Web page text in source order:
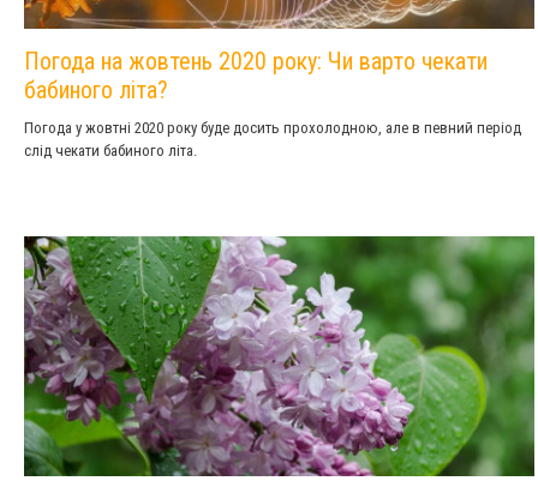
Погода на жовтень 2020 року: Чи варто чекати
бабиного літа?
Погода у жовтні 2020 року буде досить прохолодною, але в певний період
слід чекати бабиного літа.